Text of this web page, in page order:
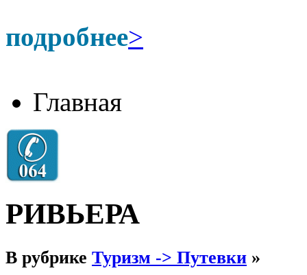
подробнее>
Главная
РИВЬЕРА
В рубрике Туризм -> Путевки »